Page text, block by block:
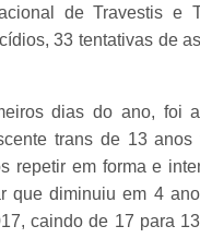
de Travestis e
33 tentativas de
dias do ano, foi
trans de 13
repetir em forma e
que diminuiu em 4
caindo de 17 para